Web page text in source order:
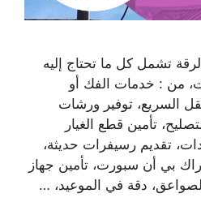
تشمل كل ما تحتاج إليه
من : خدمات الفك أو
السريع، توفير ورشات
تأمين قطع الغيار
تقديم رسيفرات حديثة،
بي أن سبورت، تأمين جهاز
دقة في الموعيد، …